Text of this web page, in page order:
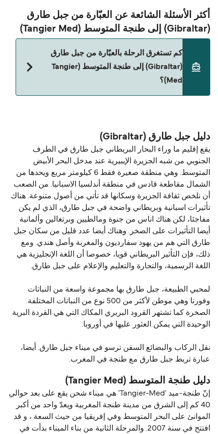
أكثر الأسئلة الشائعة عن العبّارة من جبل طارق
(Gibraltar) إلى طنجة المتوسط (Tangier Med)
كم تستغرق الرحلة بالعبّارة من جبل طارق
(Gibraltar) إلى طنجة المتوسط (Tangier
Med)؟
دليل جبل طارق (Gibraltar)
يقع إقليم ما وراء البحار البريطاني جبل طارق في الطرف
الجنوبي من شبه الجزيرة الإيبيرية عند مدخل البحر الأبيض
المتوسط. وهي منطقة صغيرة فقط 6 كيلومتر مربع ويحدها من
الشمال مقاطعة قادس في منطقة أندلسيا الاسبانيا. من الصعب
أن نلخص ثقافة الجزيرة وسكانها قد تأتي من أصول متنوعة. هناك
تأثيرات اسبانية وبريطاني واضحة في جبل طارق، الذي لم يكن
مفاجئا، لكن هناك اناس من جنوة ومالطيين وبرتغالين وألمانية
أيضا التأثيرات على الصخر. وهناك أيضا عدد قليل من سكان جبل
طارق التي هم من يهود سفارديون والمغربة وأصل هندي. ومع
ذلك، فإن التأثير البريطاني قويا، خصوصا أن اللغة الإنجليزية هي
اللغة الرسمية، والتجارة والتعليم والإعلام على جبل طارق.
لمحبي الطبيعة، جبل طارق بها مجموعة واسعة من النباتات
وفورنا وهي موطن لأكثر من 500 نوع من النباتات المختلفة.
الصخرة كما تشتهر القرود البربري المكاك التي هي القردة البرية
الوحيدة التي يمكن العثور عليها في أوروبا.
نقل الركاب والبضائع السفن ترسو في ميناء جبل طارق. أيضا،
عبارة تربط جبل طارق مع طنجة في المغرب.
دليل طنجة المتوسط (Tangier Med)
إنّ طنجة-ميد 'Tangier-Med' هي ميناء شحن يقع على بعد حوالي
40 كم إلى الشرق من مدينة طنجة المغربية ويعدّ واحد من أكبر
الموانئ على البحر المتوسط ​​وفي إفريقيا من حيث السعة ، و قد
افتتح في سنة 2007. والمرحلة الثانية من بناء الميناء بدأت في